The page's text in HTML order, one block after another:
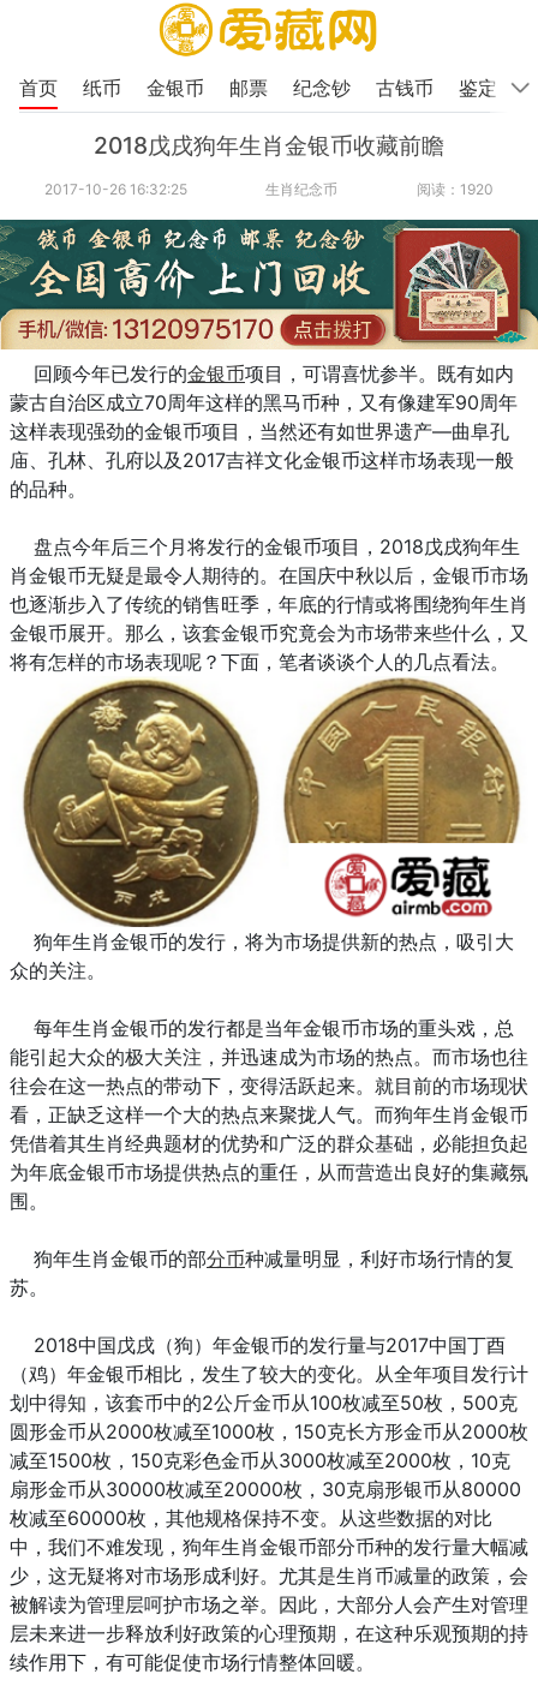
首页 纸币 金银币 邮票 纪念钞 古钱币 鉴定
2018戊戌狗年生肖金银币收藏前瞻
2017-10-26 16:32:25 生肖纪念币 阅读：1920
回顾今年已发行的金银币项目，可谓喜忧参半。既有如内
蒙古自治区成立70周年这样的黑马币种，又有像建军90周年
这样表现强劲的金银币项目，当然还有如世界遗产—曲阜孔
庙、孔林、孔府以及2017吉祥文化金银币这样市场表现一般
的品种。
盘点今年后三个月将发行的金银币项目，2018戊戌狗年生
肖金银币无疑是最令人期待的。在国庆中秋以后，金银币市场
也逐渐步入了传统的销售旺季，年底的行情或将围绕狗年生肖
金银币展开。那么，该套金银币究竟会为市场带来些什么，又
将有怎样的市场表现呢？下面，笔者谈谈个人的几点看法。
狗年生肖金银币的发行，将为市场提供新的热点，吸引大
众的关注。
每年生肖金银币的发行都是当年金银币市场的重头戏，总
能引起大众的极大关注，并迅速成为市场的热点。而市场也往
往会在这一热点的带动下，变得活跃起来。就目前的市场现状
看，正缺乏这样一个大的热点来聚拢人气。而狗年生肖金银币
凭借着其生肖经典题材的优势和广泛的群众基础，必能担负起
为年底金银币市场提供热点的重任，从而营造出良好的集藏氛
围。
狗年生肖金银币的部分币种减量明显，利好市场行情的复
苏。
2018中国戊戌（狗）年金银币的发行量与2017中国丁酉
（鸡）年金银币相比，发生了较大的变化。从全年项目发行计
划中得知，该套币中的2公斤金币从100枚减至50枚，500克
圆形金币从2000枚减至1000枚，150克长方形金币从2000枚
减至1500枚，150克彩色金币从3000枚减至2000枚，10克
扇形金币从30000枚减至20000枚，30克扇形银币从80000
枚减至60000枚，其他规格保持不变。从这些数据的对比
中，我们不难发现，狗年生肖金银币部分币种的发行量大幅减
少，这无疑将对市场形成利好。尤其是生肖币减量的政策，会
被解读为管理层呵护市场之举。因此，大部分人会产生对管理
层未来进一步释放利好政策的心理预期，在这种乐观预期的持
续作用下，有可能促使市场行情整体回暖。